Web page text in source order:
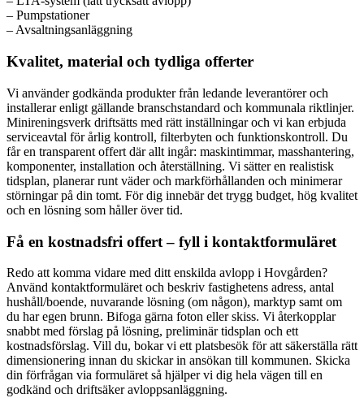
– Pumpstationer
– Avsaltningsanläggning
Kvalitet, material och tydliga offerter
Vi använder godkända produkter från ledande leverantörer och
installerar enligt gällande branschstandard och kommunala riktlinjer.
Minireningsverk driftsätts med rätt inställningar och vi kan erbjuda
serviceavtal för årlig kontroll, filterbyten och funktionskontroll. Du
får en transparent offert där allt ingår: maskintimmar, masshantering,
komponenter, installation och återställning. Vi sätter en realistisk
tidsplan, planerar runt väder och markförhållanden och minimerar
störningar på din tomt. För dig innebär det trygg budget, hög kvalitet
och en lösning som håller över tid.
Få en kostnadsfri offert – fyll i kontaktformuläret
Redo att komma vidare med ditt enskilda avlopp i Hovgården?
Använd kontaktformuläret och beskriv fastighetens adress, antal
hushåll/boende, nuvarande lösning (om någon), marktyp samt om
du har egen brunn. Bifoga gärna foton eller skiss. Vi återkopplar
snabbt med förslag på lösning, preliminär tidsplan och ett
kostnadsförslag. Vill du, bokar vi ett platsbesök för att säkerställa rätt
dimensionering innan du skickar in ansökan till kommunen. Skicka
din förfrågan via formuläret så hjälper vi dig hela vägen till en
godkänd och driftsäker avloppsanläggning.